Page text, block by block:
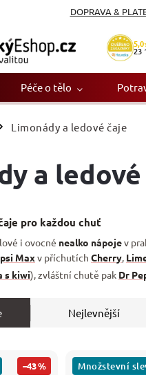
DOPRAVA &
5,0
23
Péče o tělo
Limonády a ledové čaje
a
pro každou chuť
i ovocné nealko nápojev
Maxv příchutích Cherry,
s kiwi), zvláštní chutě pak Dr
Nejlevnější
–43 % Množstevní